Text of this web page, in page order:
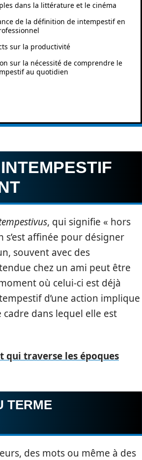
dans la littérature et le cinéma
de la définition de intempestif en
sur la productivité
sur la nécessité de comprendre le
au quotidien
, qui signifie « hors
s’est affinée pour désigner
souvent avec des
chez un ami peut être
où celui-ci est déjà
d’une action implique
dans lequel elle est
qui traverse les époques
TERME
des mots ou même à des